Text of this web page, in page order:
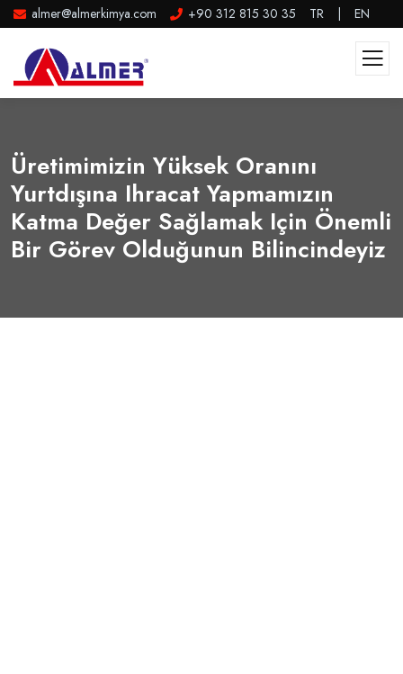
almer@almerkimya.com +90 312 815 30 35 TR EN
Üretimimizin Yüksek Oranını
Yurtdışına Ihracat Yapmamızın
Katma Değer Sağlamak Için Önemli
Bir Görev Olduğunun Bilincindeyiz